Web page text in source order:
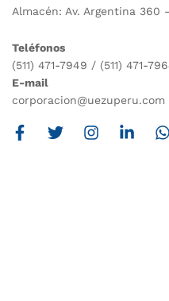
Almacén: Av. Argentina 360
Teléfonos
(511) 471-7949 / (511) 471-
E-mail
corporacion@uezuperu.com